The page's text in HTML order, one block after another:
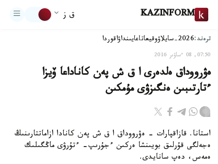
KAZINFORM ق ز
ترەند:2026-سايلاۋ وقيعاتاعايىنداۋاقوردا
07:50, 08 ءساۋىر 2016
ەۋرووداق ەلدەرى ا ق ش پەن كاناداعا ۆيزا
ءتارتىبىن ەنگىزۋى مۇمكىن
استانا. قازاقپارات - ەۋرووداق ا ق ش پەن كانادا ازاماتتارىنىڭ
ەجەلگى قۇرلىق بويىنشا ەركىن ءجۇرىپ- ءتۇرۋى ماڭگىلىك
ەمەس، دەپ سانايدى.